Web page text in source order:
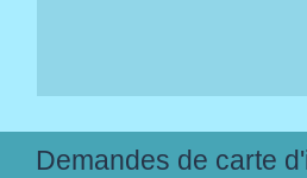
Demandes de carte